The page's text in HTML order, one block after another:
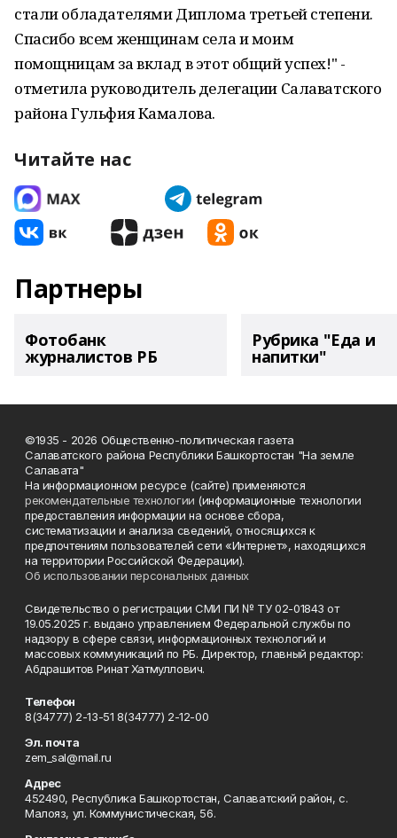
стали обладателями Диплома третьей степени.
Спасибо всем женщинам села и моим
помощницам за вклад в этот общий успех!" -
отметила руководитель делегации Салаватского
района Гульфия Камалова.
Читайте нас
Партнеры
Фотобанк
журналистов РБ
Рубрика "Еда и
напитки"
©1935 - 2026 Общественно-политическая газета
Салаватского района Республики Башкортостан "На земле
Салавата"
На информационном ресурсе (сайте) применяются
рекомендательные технологии (информационные технологии
предоставления информации на основе сбора,
систематизации и анализа сведений, относящихся к
предпочтениям пользователей сети «Интернет», находящихся
на территории Российской Федерации).
Об использовании персональных данных
Свидетельство о регистрации СМИ ПИ № ТУ 02-01843 от
19.05.2025 г. выдано управлением Федеральной службы по
надзору в сфере связи, информационных технологий и
массовых коммуникаций по РБ. Директор, главный редактор:
Абдрашитов Ринат Хатмуллович.
Телефон
8(34777) 2-13-51 8(34777) 2-12-00
Эл. почта
zem_sal@mail.ru
Адрес
452490, Республика Башкортостан, Салаватский район, с.
Малояз, ул. Коммунистическая, 56.